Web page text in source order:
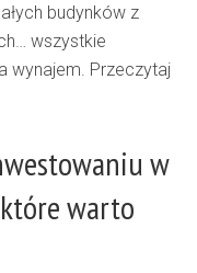
budynków z
wszystkie
wynajem. Przeczytaj
w
warto